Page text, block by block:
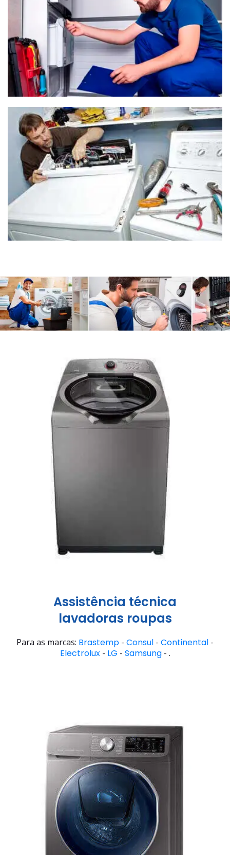
Assistência técnica
lavadoras roupas
Para as marcas: Brastemp - Consul - Continental -
Electrolux- LG - Samsung- .